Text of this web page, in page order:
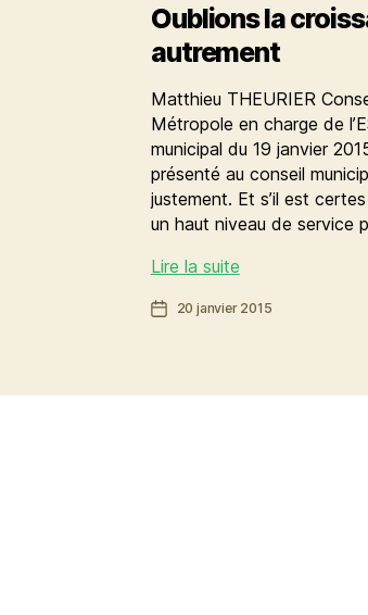
Oublions la
autrement
Matthieu THEURIER
Métropole en charge de
municipal du 19 janvier
présenté au conseil
justement. Et s’il est
un haut niveau de service
Lire la suiteOublions
croissance
Date20 janvier 2015